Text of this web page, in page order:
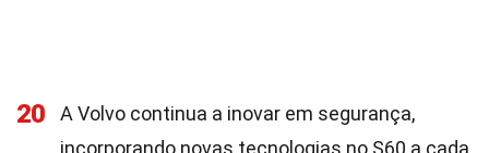
20
A Volvo continua a inovar em segurança,
incorporando novas tecnologias no S60 a cada